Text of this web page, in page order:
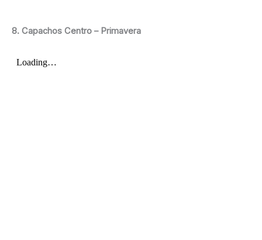
8. Capachos Centro – Primavera